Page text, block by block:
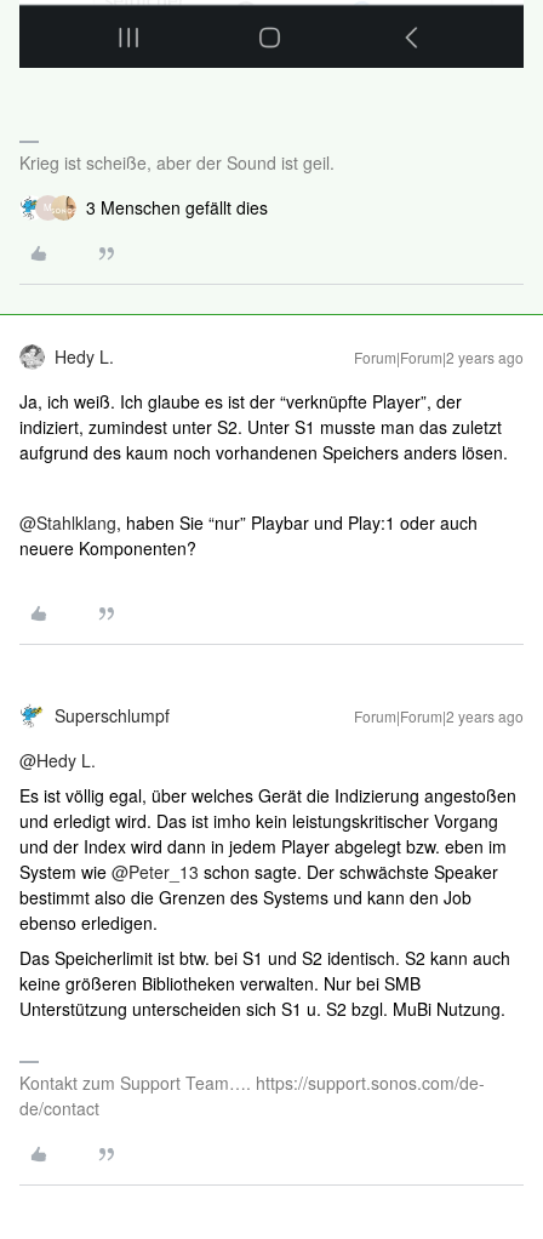
Krieg ist scheiße, aber der Sound ist geil.
M 3 Menschen gefällt dies
Hedy L. Forum|Forum|2 years ago
Ja, ich weiß. Ich glaube es ist der “verknüpfte Player”, der
indiziert, zumindest unter S2. Unter S1 musste man das zuletzt
aufgrund des kaum noch vorhandenen Speichers anders lösen.
@Stahlklang, haben Sie “nur” Playbar und Play:1 oder auch
neuere Komponenten?
Superschlumpf Forum|Forum|2 years ago
@Hedy L.
Es ist völlig egal, über welches Gerät die Indizierung angestoßen
und erledigt wird. Das ist imho kein leistungskritischer Vorgang
und der Index wird dann in jedem Player abgelegt bzw. eben im
System wie @Peter_13 schon sagte. Der schwächste Speaker
bestimmt also die Grenzen des Systems und kann den Job
ebenso erledigen.
Das Speicherlimit ist btw. bei S1 und S2 identisch. S2 kann auch
keine größeren Bibliotheken verwalten. Nur bei SMB
Unterstützung unterscheiden sich S1 u. S2 bzgl. MuBi Nutzung.
Kontakt zum Support Team…. https://support.sonos.com/de-
de/contact